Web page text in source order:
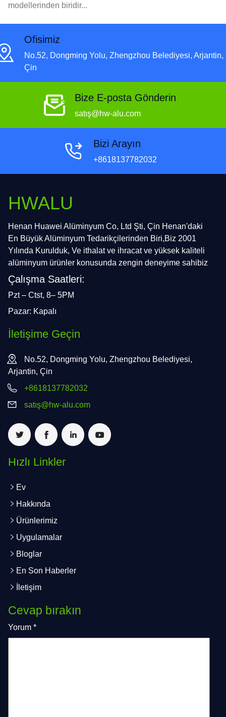
modellerinden biridir...
Ofisimiz
No.52, Dongming Yolu, Zhengzhou Belediyesi, Arjantin,
Çin
Bize E-posta Gönderin
satış@hw-alu.com
Bizi Arayın
+8618137782032
HWALU
Henan Huawei Alüminyum Co, Ltd Şti, Çin Henan'daki
En Büyük Alüminyum Tedarikçilerinden Biri,Biz 2001
Yılında Kurulduk, Ve ithalat ve ihracat ve yüksek kaliteli
alüminyum ürünler konusunda zengin deneyime sahibiz
Çalışma Saatleri:
Pzt – Ctst, 8– 5PM
Pazar: Kapalı
İletişime Geçin
No.52, Dongming Yolu, Zhengzhou Belediyesi,
Arjantin, Çin
+8618137782032
satış@hw-alu.com
Hızlı Linkler
Ev
Hakkında
Ürünlerimiz
Uygulamalar
Bloglar
En Son Haberler
İletişim
Cevap bırakın
Yorum *